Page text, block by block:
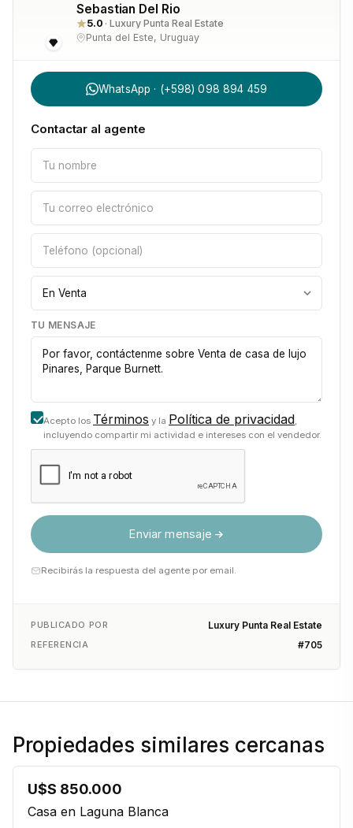
Precio: USD 850.000
Una oportunidad única para quienes buscan una residencia
incomparable.
Consultanos para coordinar una visita
Sebastian Del Rio
5.0 · Luxury Punta Real Estate
Punta del Este, Uruguay
WhatsApp · (+598) 098 894 459
Contactar al agente
TU MENSAJE
Acepto los Términos y la Política de privacidad,
incluyendo compartir mi actividad e intereses con el vendedor.
Enviar mensaje
Recibirás la respuesta del agente por email.
PUBLICADO POR Luxury Punta Real Estate
REFERENCIA #705
Propiedades similares cercanas
U$S 850.000
Casa en Laguna Blanca